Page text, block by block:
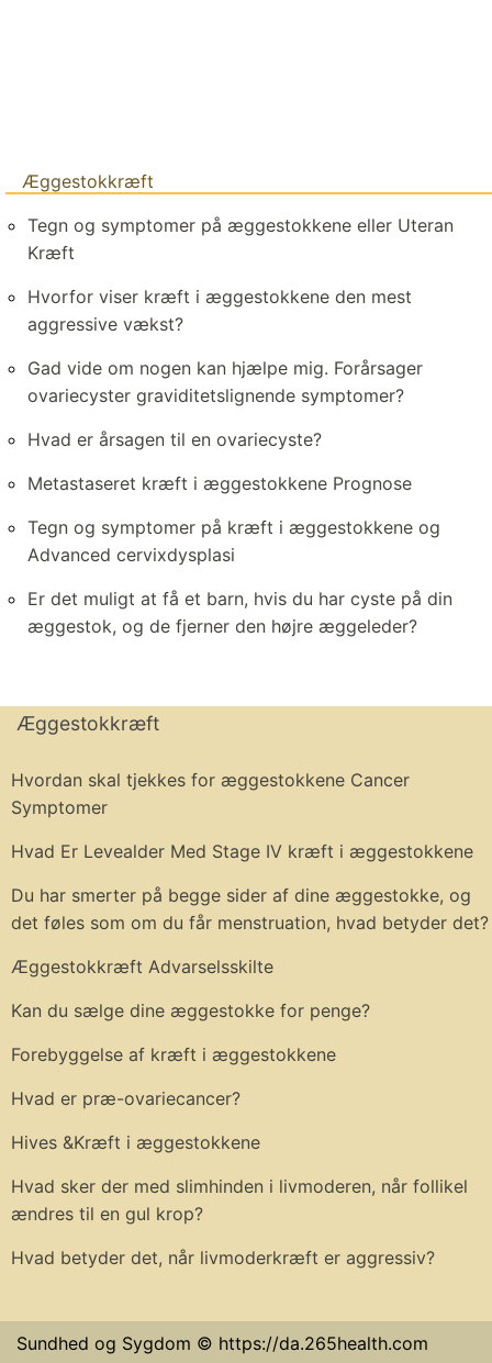
Æggestokkræft
Tegn og symptomer på æggestokkene eller Uteran
Kræft
Hvorfor viser kræft i æggestokkene den mest
aggressive vækst?
Gad vide om nogen kan hjælpe mig. Forårsager
ovariecyster graviditetslignende symptomer?
Hvad er årsagen til en ovariecyste?
Metastaseret kræft i æggestokkene Prognose
Tegn og symptomer på kræft i æggestokkene og
Advanced cervixdysplasi
Er det muligt at få et barn, hvis du har cyste på din
æggestok, og de fjerner den højre æggeleder?
Æggestokkræft
Hvordan skal tjekkes for æggestokkene Cancer
Symptomer
Hvad Er Levealder Med Stage IV kræft i æggestokkene
Du har smerter på begge sider af dine æggestokke, og
det føles som om du får menstruation, hvad betyder det?
Æggestokkræft Advarselsskilte
Kan du sælge dine æggestokke for penge?
Forebyggelse af kræft i æggestokkene
Hvad er præ-ovariecancer?
Hives &Kræft i æggestokkene
Hvad sker der med slimhinden i livmoderen, når follikel
ændres til en gul krop?
Hvad betyder det, når livmoderkræft er aggressiv?
Sundhed og Sygdom © https://da.265health.com